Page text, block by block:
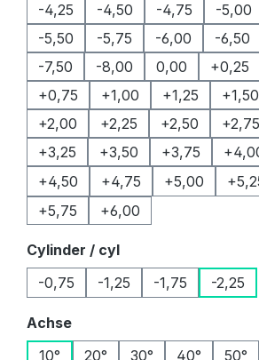
-4,25
-4,50 -4,75 -5,00
-5,50
-5,75 -6,00 -6,50
-7,50
-8,00 0,00 +0,25
+0,75
+1,00 +1,25 +1,50
+2,00
+2,25 +2,50 +2,75
+3,25
+3,50 +3,75
+4,50
+4,75 +5,00
+5,75
+6,00
Cylinder / cylauswählen
-0,75
-1,25 -1,75 -2,25
Achseauswählen
10°
20° 30° 40° 50°